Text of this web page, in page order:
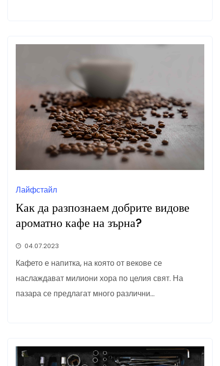
Лайфстайл
Как да разпознаем добрите видове
ароматно кафе на зърна?
04.07.2023
Кафето е напитка, на която от векове се
наслаждават милиони хора по целия свят. На
пазара се предлагат много различни…